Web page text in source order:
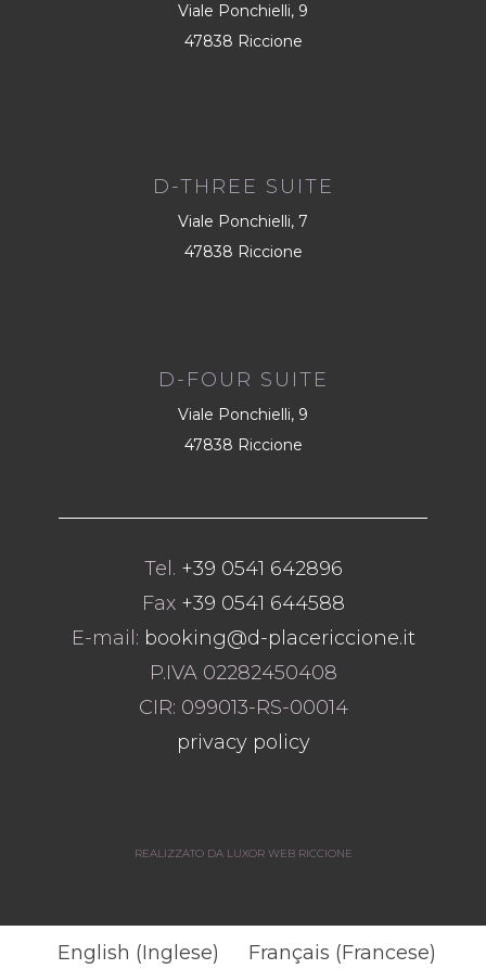
Viale Ponchielli, 9
47838 Riccione
D-THREE SUITE
Viale Ponchielli, 7
47838 Riccione
D-FOUR SUITE
Viale Ponchielli, 9
47838 Riccione
Tel. +39 0541 642896
Fax +39 0541 644588
E-mail: booking@d-placericcione.it
P.IVA 02282450408
CIR: 099013-RS-00014
privacy policy
REALIZZATO DA LUXOR WEB RICCIONE
English (Inglese) Français (Francese)